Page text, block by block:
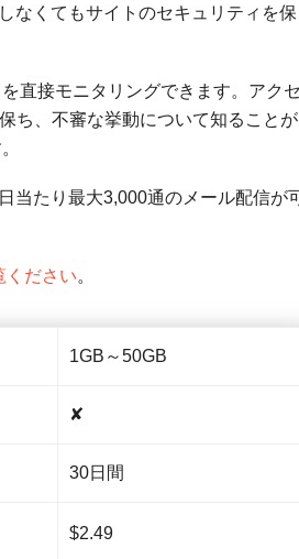
なくてもサイトのセキュリティを保
直接モニタリングできます。アク
ち、不審な挙動について知ることが
当たり最大3,000通のメール配信が
ください。
1GB～50GB
✘
30日間
$2.49